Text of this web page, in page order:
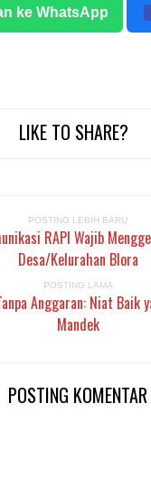
ke WhatsApp
LIKE TO SHARE?
POSTING LEBIH BARU
RAPI Wajib
Desa/Kelurahan Blora
POSTING LAMA
Anggaran: Niat Baik
Mandek
POSTING KOMENTAR